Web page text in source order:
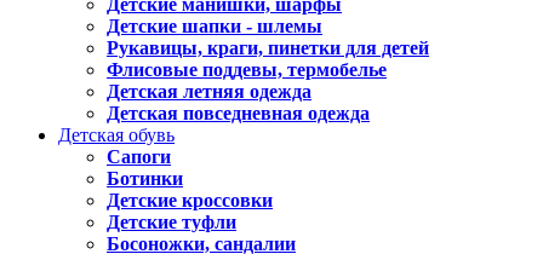
Детские манишки, шарфы
Детские шапки - шлемы
Рукавицы, краги, пинетки для детей
Флисовые поддевы, термобелье
Детская летняя одежда
Детская повседневная одежда
Детская обувь
Сапоги
Ботинки
Детские кроссовки
Детские туфли
Босоножки, сандалии